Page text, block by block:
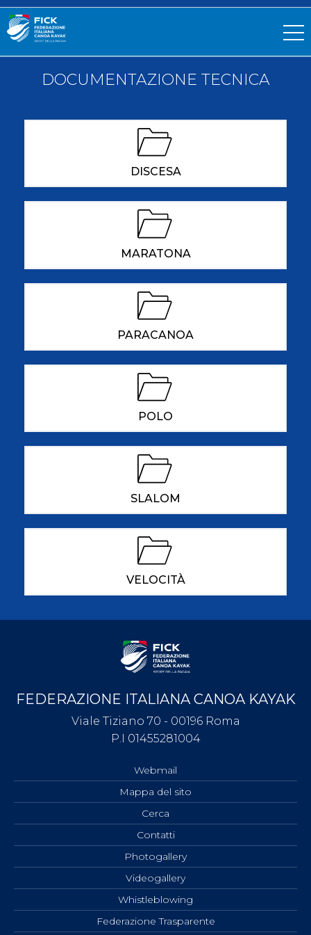
DOCUMENTAZIONE TECNICA
DISCESA
MARATONA
PARACANOA
POLO
SLALOM
VELOCITÀ
FEDERAZIONE ITALIANA CANOA KAYAK
Viale Tiziano 70 - 00196 Roma
P.I 01455281004
Webmail
Mappa del sito
Cerca
Contatti
Photogallery
Videogallery
Whistleblowing
Federazione Trasparente